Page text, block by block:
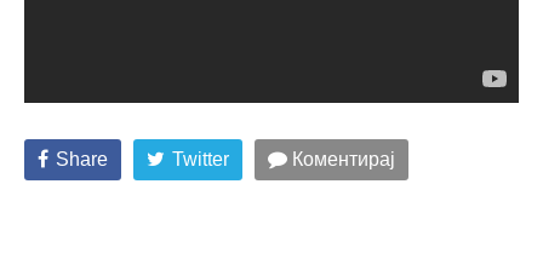
Share Twitter Коментирај